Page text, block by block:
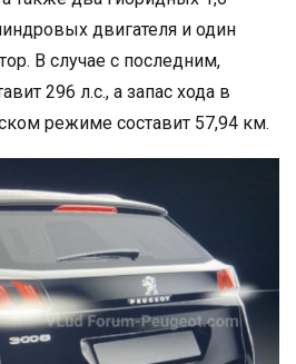
двигателя и один
В случае с последним,
296 л.с., а запас хода в
режиме составит 57,94 км.